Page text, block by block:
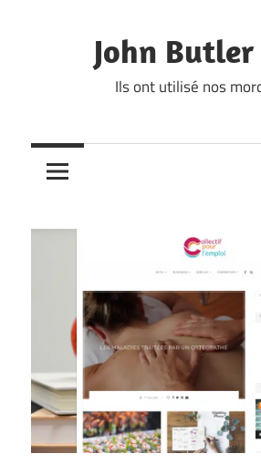
John Butler
Ils ont utilisé nos